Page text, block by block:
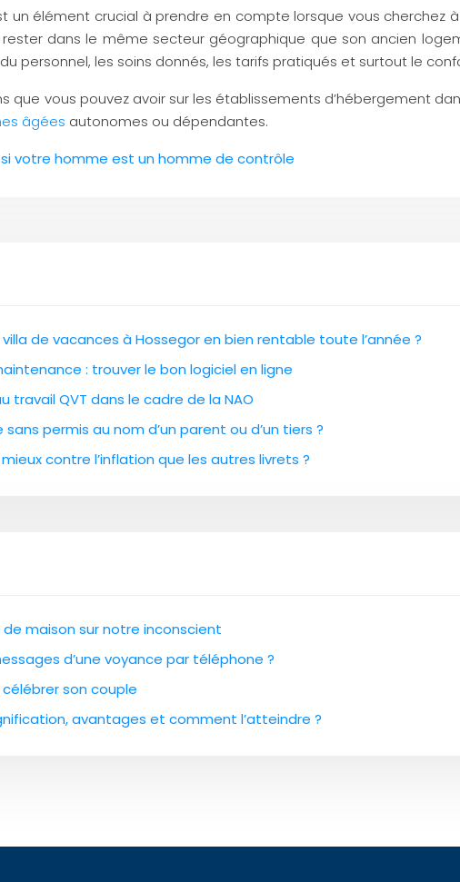
un élément crucial à prendre en compte lorsque vous cherchez
dans le même secteur géographique que son ancien
personnel, les soins donnés, les tarifs pratiqués et surtout le
que vous pouvez avoir sur les établissements d’hébergement
âgées autonomes ou dépendantes.
votre homme est un homme de contrôle
de vacances à Hossegor en bien rentable toute l’année ?
: trouver le bon logiciel en ligne
travail QVT dans le cadre de la NAO
permis au nom d’un parent ou d’un tiers ?
contre l’inflation que les autres livrets ?
maison sur notre inconscient
d’une voyance par téléphone ?
son couple
avantages et comment l’atteindre ?